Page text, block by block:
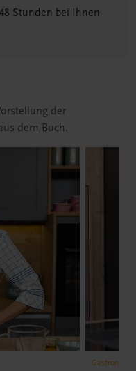
Stunden bei Ihnen
der
dem Buch.